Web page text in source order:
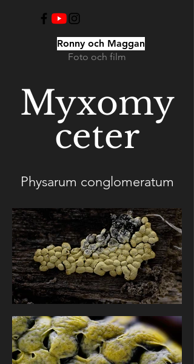
Ronny och Maggan
Foto och film
Myxomy
ceter
Physarum conglomeratum